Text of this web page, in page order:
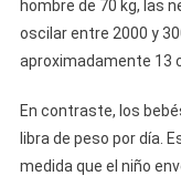
hombre de 70 kg, las
oscilar entre 2000 y
aproximadamente 13
En contraste, los
libra de peso por día.
medida que el niño